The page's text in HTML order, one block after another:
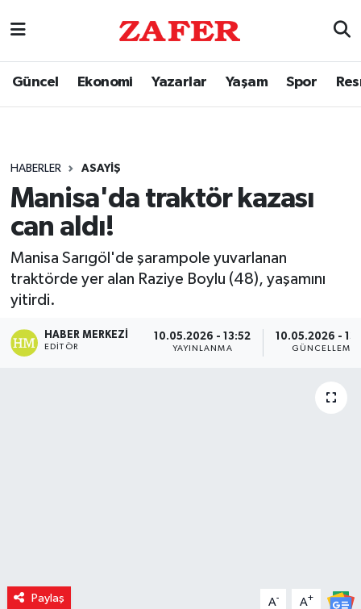
Güncel Ekonomi Yazarlar Yaşam Spor
HABERLER ASAYIŞ
Manisa'da traktör kazası
can aldı!
Manisa Sarıgöl'de şarampole yuvarlanan
traktörde yer alan Raziye Boylu (48), yaşamını
yitirdi.
HABER MERKEZI
EDITÖR
10.05.2026 - 13:52
YAYINLANMA
10.05.2026 -
GÜNCELLEME
Paylaş A- A+